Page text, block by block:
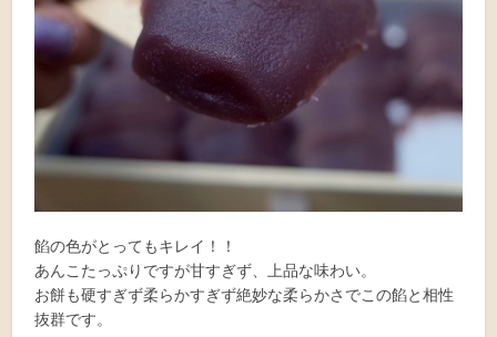
餡の色がとってもキレイ！！
あんこたっぷりですが甘すぎず、上品な味わい。
お餅も硬すぎず柔らかすぎず絶妙な柔らかさでこの餡と相性
抜群です。